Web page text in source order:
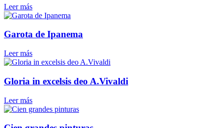
Leer más
Garota de Ipanema
Leer más
Gloria in excelsis deo A.Vivaldi
Leer más